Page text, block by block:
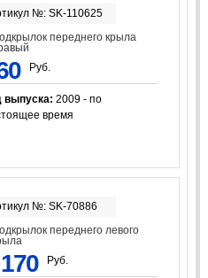
№: SK-110625
переднего крыла
Руб.
выпуска: 2009 - по
время
№: SK-70886
переднего левого
Руб.